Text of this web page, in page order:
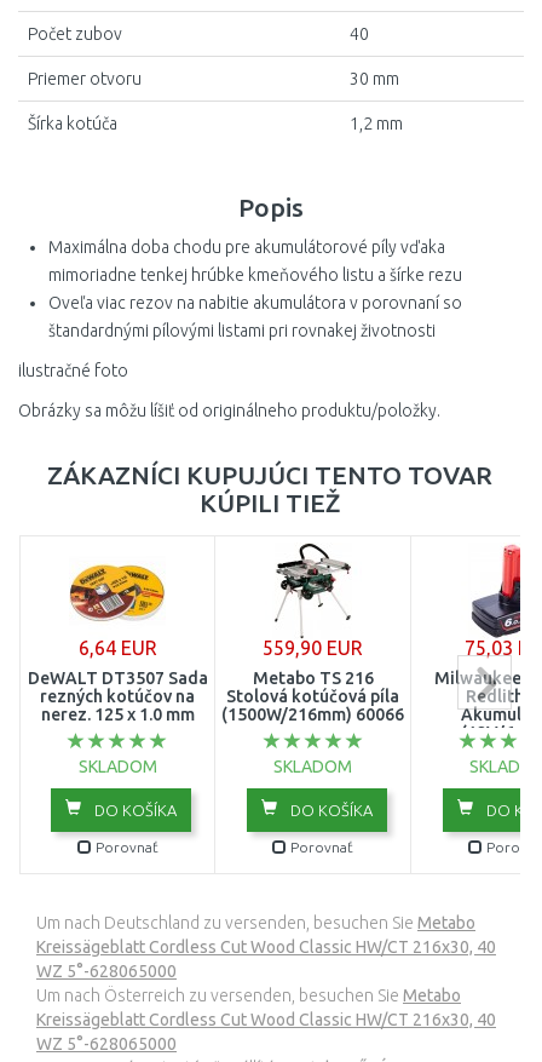
Popis
Maximálna doba chodu pre akumulátorové píly vďaka
mimoriadne tenkej hrúbke kmeňového listu a šírke rezu
Oveľa viac rezov na nabitie akumulátora v porovnaní so
štandardnými pílovými listami pri rovnakej životnosti
ilustračné foto
Obrázky sa môžu líšiť od originálneho produktu/položky.
Počet zubov 40
Priemer otvoru 30 mm
Šírka kotúča 1,2 mm
ZÁKAZNÍCI KUPUJÚCI TENTO TOVAR
KÚPILI TIEŽ
6,64 EUR
DeWALT DT3507 Sada
rezných kotúčov na
nerez. 125 x 1.0 mm
SKLADOM
DO KOŠÍKA
Porovnať
559,90 EUR
Metabo TS 216
Stolová kotúčová píla
(1500W/216mm) 600667000
SKLADOM
DO KOŠÍKA
Porovnať
75,03
Milwaukee
(12V/
DO
Um nach Deutschland zu versenden, besuchen Sie Metabo
Kreissägeblatt Cordless Cut Wood Classic HW/CT 216x30, 40
WZ 5°-628065000
Um nach Österreich zu versenden, besuchen Sie Metabo
Kreissägeblatt Cordless Cut Wood Classic HW/CT 216x30, 40
WZ 5°-628065000